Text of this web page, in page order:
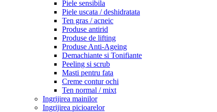
Piele sensibila
Piele uscata / deshidratata
Ten gras / acneic
Produse antirid
Produse de lifting
Produse Anti-Ageing
Demachiante si Tonifiante
Peeling si scrub
Masti pentru fata
Creme contur ochi
Ten normal / mixt
Ingrijirea mainilor
Ingrijirea picioarelor